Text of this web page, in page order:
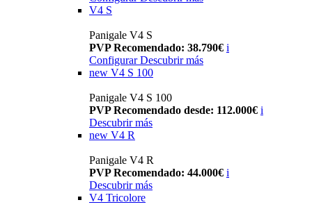
V4 S
Panigale V4 S
PVP Recomendado: 38.790€ i
Configurar Descubrir más
new V4 S 100
Panigale V4 S 100
PVP Recomendado desde: 112.000€ i
Descubrir más
new V4 R
Panigale V4 R
PVP Recomendado: 44.000€ i
Descubrir más
V4 Tricolore